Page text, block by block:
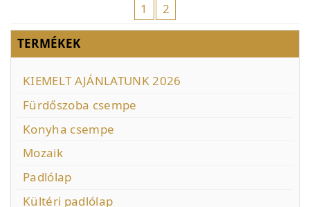
1 2
TERMÉKEK
KIEMELT AJÁNLATUNK 2026
Fürdőszoba csempe
Konyha csempe
Mozaik
Padlólap
Kültéri padlólap